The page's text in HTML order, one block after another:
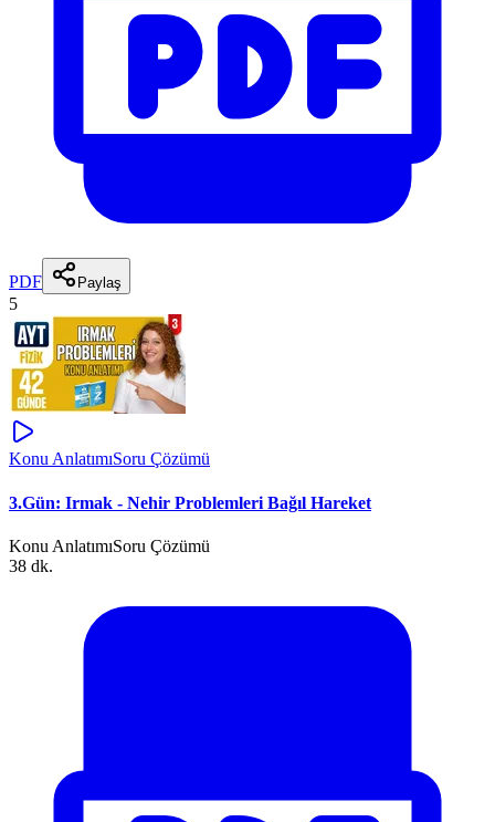
PDF Paylaş
5
Konu AnlatımıSoru Çözümü
3.Gün: Irmak - Nehir Problemleri Bağıl Hareket
Konu AnlatımıSoru Çözümü
38 dk.